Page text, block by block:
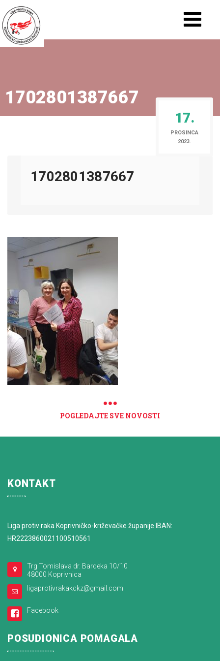
1702801387667
17.
PROSINCA
2023.
1702801387667
POGLEDAJTE SVE NOVOSTI
KONTAKT
Liga protiv raka Koprivničko-križevačke županije IBAN:
HR2223860021100510561
Trg Tomislava dr. Bardeka 10/10
48000 Koprivnica
ligaprotivrakakckz@gmail.com
Facebook
POSUDIONICA POMAGALA